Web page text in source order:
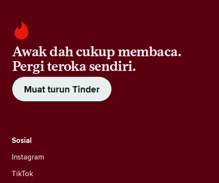
Awak dah cukup membaca.
Pergi teroka sendiri.
Muat turun Tinder
Sosial
Instagram
TikTok